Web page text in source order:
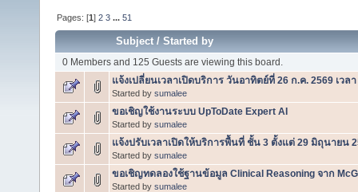
Pages: [1]2 3 ...51
Subject/Started by
0 Members and 125 Guests are viewing this board.
แจ้งเปลี่ยนเวลาเปิดบริการ วันอาทิตย์ที่ 26 ก.ค. 2569 เวล
Started by sumalee
ขอเชิญใช้งานระบบ UpToDate Expert AI
Started by sumalee
แจ้งปรับเวลาเปิดให้บริการพื้นที่ ชั้น 3 ตั้งแต่ 29 มิถุนายน
Started by sumalee
ขอเชิญทดลองใช้ฐานข้อมูล Clinical Reasoning จาก
Started by sumalee